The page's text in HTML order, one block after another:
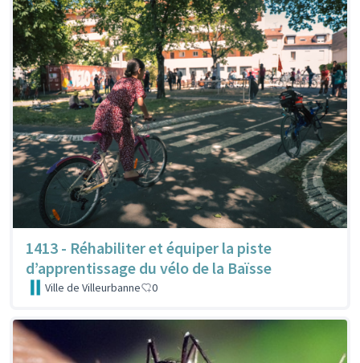
1413 - Réhabiliter et équiper la piste
d’apprentissage du vélo de la Baïsse
Ville de Villeurbanne 0